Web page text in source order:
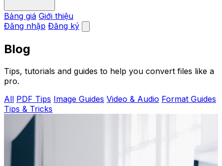
Bảng giá Giới thiệu
Đăng nhập Đăng ký
Blog
Tips, tutorials and guides to help you convert files like a
pro.
All PDF Tips Image Guides Video & Audio Format Guides
Tips & Tricks